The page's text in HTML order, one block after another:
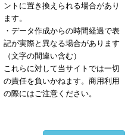
ントに置き換えられる場合があり
ます。
・データ作成からの時間経過で表
記が実際と異なる場合があります
（文字の間違い含む）
これらに対して当サイトでは一切
の責任を負いかねます。商用利用
の際にはご注意ください。